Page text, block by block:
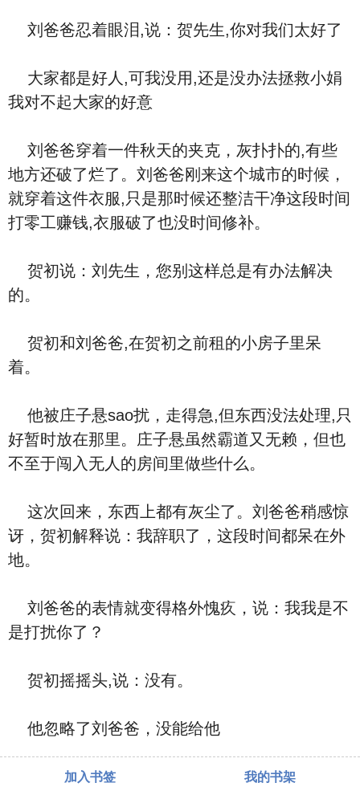
刘爸爸忍着眼泪,说：贺先生,你对我们太好了
大家都是好人,可我没用,还是没办法拯救小娟
我对不起大家的好意
刘爸爸穿着一件秋天的夹克，灰扑扑的,有些
地方还破了烂了。刘爸爸刚来这个城市的时候，
就穿着这件衣服,只是那时候还整洁干净这段时间
打零工赚钱,衣服破了也没时间修补。
贺初说：刘先生，您别这样总是有办法解决
的。
贺初和刘爸爸,在贺初之前租的小房子里呆
着。
他被庄子悬sao扰，走得急,但东西没法处理,只
好暂时放在那里。庄子悬虽然霸道又无赖，但也
不至于闯入无人的房间里做些什么。
这次回来，东西上都有灰尘了。刘爸爸稍感惊
讶，贺初解释说：我辞职了，这段时间都呆在外
地。
刘爸爸的表情就变得格外愧疚，说：我我是不
是打扰你了？
贺初摇摇头,说：没有。
他忽略了刘爸爸，没能给他
加入书签 我的书架